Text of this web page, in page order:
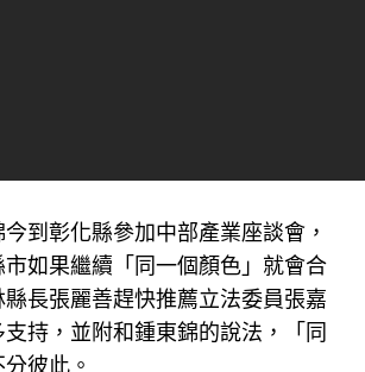
到彰化縣參加中部產業座談會，
如果繼續「同一個顏色」就會合
長張麗善趕快推薦立法委員張嘉
持，並附和鍾東錦的說法，「同
彼此。